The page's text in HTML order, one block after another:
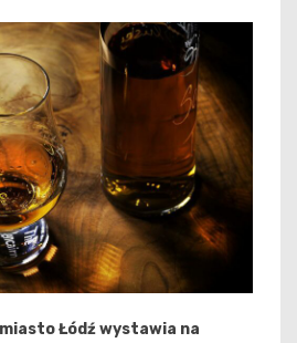
miasto Łódź wystawia na